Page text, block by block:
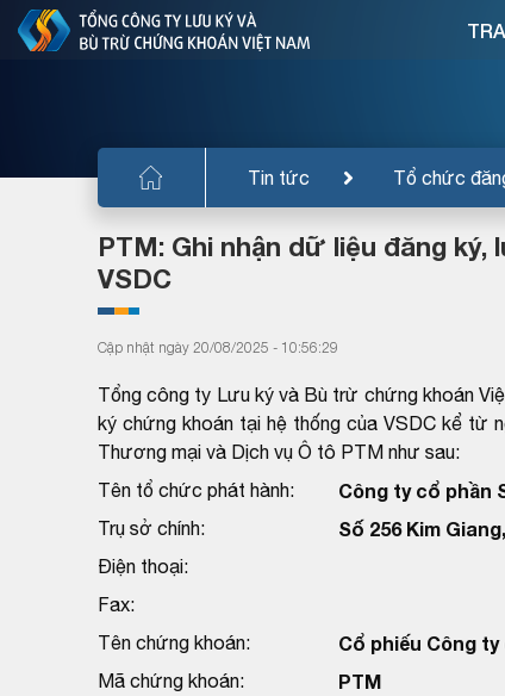
Tin tức Tổ chức
PTM: Ghi nhận dữ liệu đăng
VSDC
Cập nhật ngày 20/08/2025 - 10:56:29
Tổng công ty Lưu ký và Bù trừ chứng khoán
ký chứng khoán tại hệ thống của VSDC kể từ
Thương mại và Dịch vụ Ô tô PTM như sau:
Tên tổ chức phát hành:
Công ty cổ phần
Trụ sở chính: Số 256 Kim
Điện thoại:
Fax:
Tên chứng khoán:
Cổ phiếu Công
Mã chứng khoán: PTM